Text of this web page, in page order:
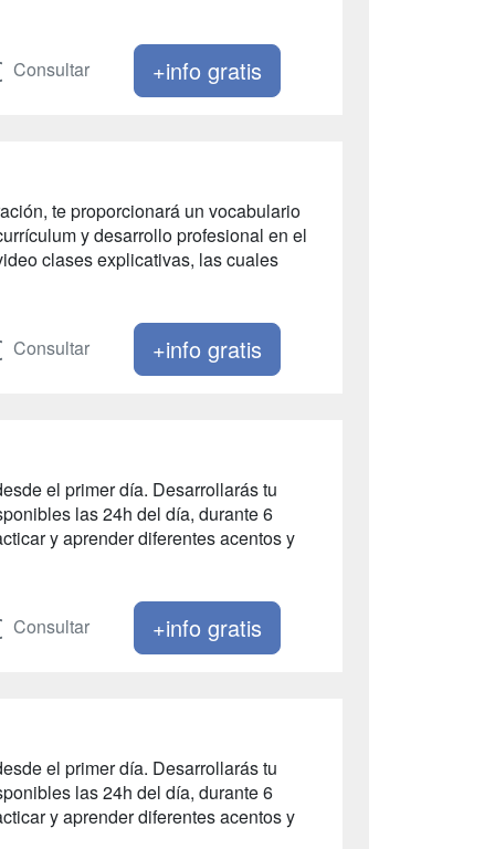
Consultar +info gratis
te proporcionará un vocabulario
y desarrollo profesional en el
clases explicativas, las cuales
Consultar +info gratis
el primer día. Desarrollarás tu
las 24h del día, durante 6
y aprender diferentes acentos y
Consultar +info gratis
el primer día. Desarrollarás tu
las 24h del día, durante 6
y aprender diferentes acentos y